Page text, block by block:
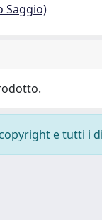
Saggio)
e tutti i